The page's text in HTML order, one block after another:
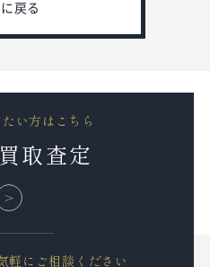
戻る
い方はこちら
取査定
軽にご相談ください